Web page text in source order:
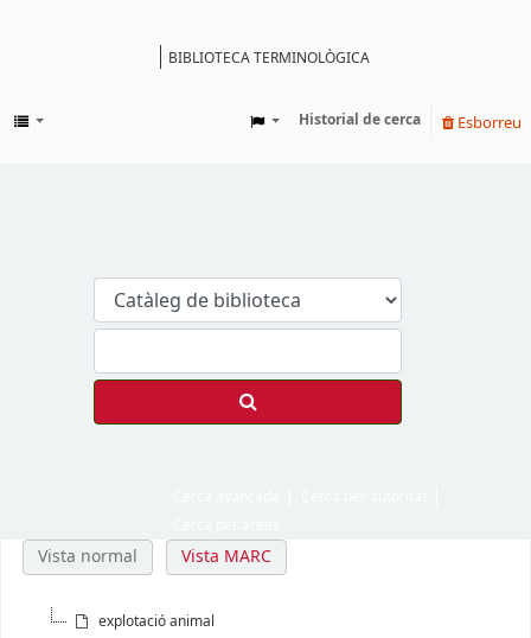
BIBLIOTECA TERMINOLÒGICA
Historial de cerca Esborreu
Vista normal Vista MARC
explotació animal